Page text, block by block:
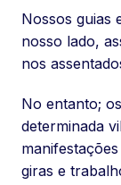
Nossos guias
nosso lado,
nos
No entanto;
determinada
giras e